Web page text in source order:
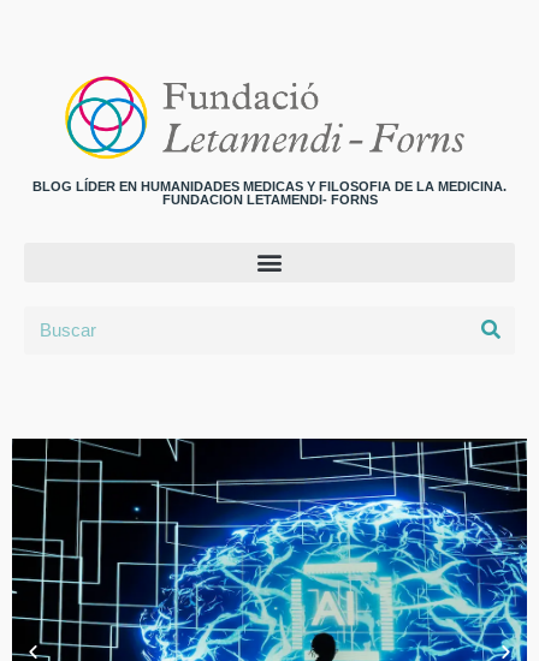
BLOG LÍDER EN HUMANIDADES MEDICAS Y FILOSOFIA DE LA MEDICINA.
FUNDACION LETAMENDI- FORNS